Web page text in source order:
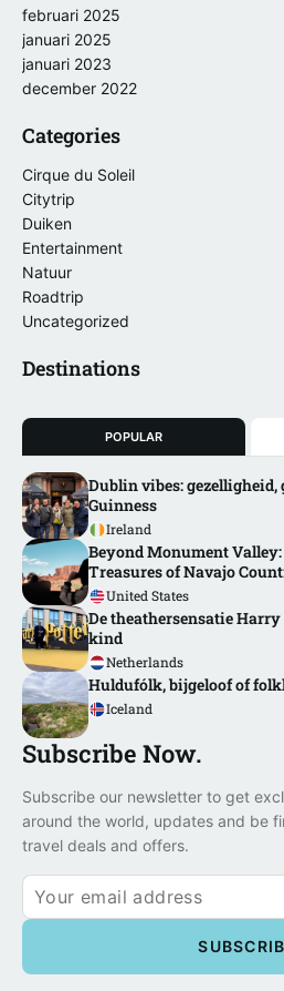
februari 2025
januari 2025
januari 2023
december 2022
Categories
Cirque du Soleil
Citytrip
Duiken
Entertainment
Natuur
Roadtrip
Uncategorized
Destinations
POPULAR
Ireland
Dublin vibes: gezelligheid,
Guinness
United States
Beyond Monument
Treasures of Navajo
Netherlands
De theathersensatie
kind
Iceland
Huldufólk, bijgeloof of
Subscribe Now.
Subscribe our newsletter to get
around the world, updates and be
travel deals and offers.